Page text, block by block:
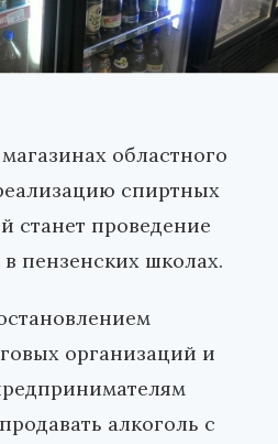
областного
спиртных
станет проведение
пензенских школах.
организаций и
алкоголь с